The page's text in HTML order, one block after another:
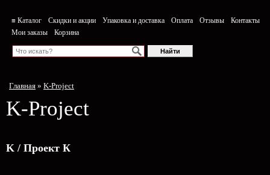
≡ Каталог Скидки и акции Упаковка и доставка Оплата Отзывы
Контакты
Мои заказы
Корзина
Главная » K-Project
K-Project
K / Проект К